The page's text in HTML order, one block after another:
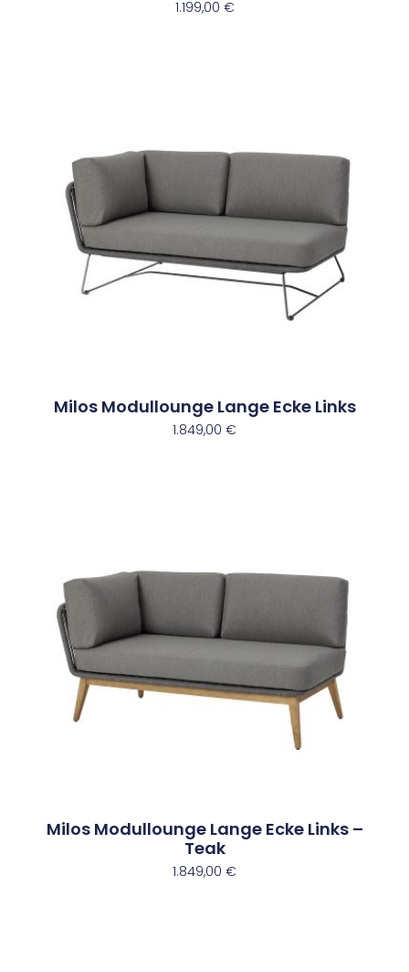
1.199,00 €
Milos Modullounge Lange Ecke Links
1.849,00 €
Milos Modullounge Lange Ecke Links –
Teak
1.849,00 €